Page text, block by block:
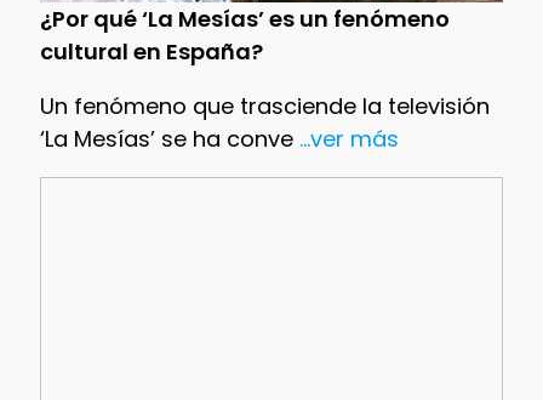
¿Por qué ‘La Mesías’ es un fenómeno
cultural en España?
Un fenómeno que trasciende la televisión
‘La Mesías’ se ha conve...ver más